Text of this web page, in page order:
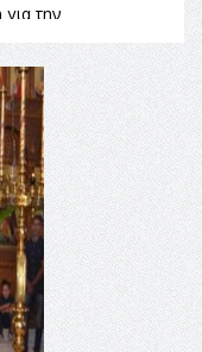
την
κορυφαίες
απέναντι
γύρο του
Παγκόσμιας
η απόφαση Ο
πολιτιστικό
την
ΓΙΑ ΠΑΙΔΙΑ